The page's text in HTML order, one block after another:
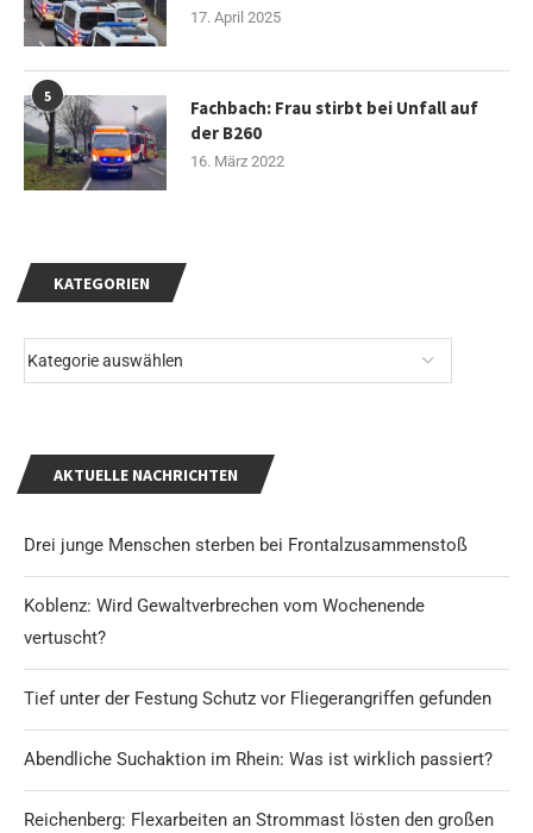
KATEGORIEN
AKTUELLE NACHRICHTEN
Drei junge Menschen sterben bei Frontalzusammenstoß
Koblenz: Wird Gewaltverbrechen vom Wochenende
vertuscht?
Tief unter der Festung Schutz vor Fliegerangriffen gefunden
Abendliche Suchaktion im Rhein: Was ist wirklich passiert?
Reichenberg: Flexarbeiten an Strommast lösten den großen
17. April 2025
5
Fachbach: Frau stirbt bei Unfall auf
der B260
16. März 2022